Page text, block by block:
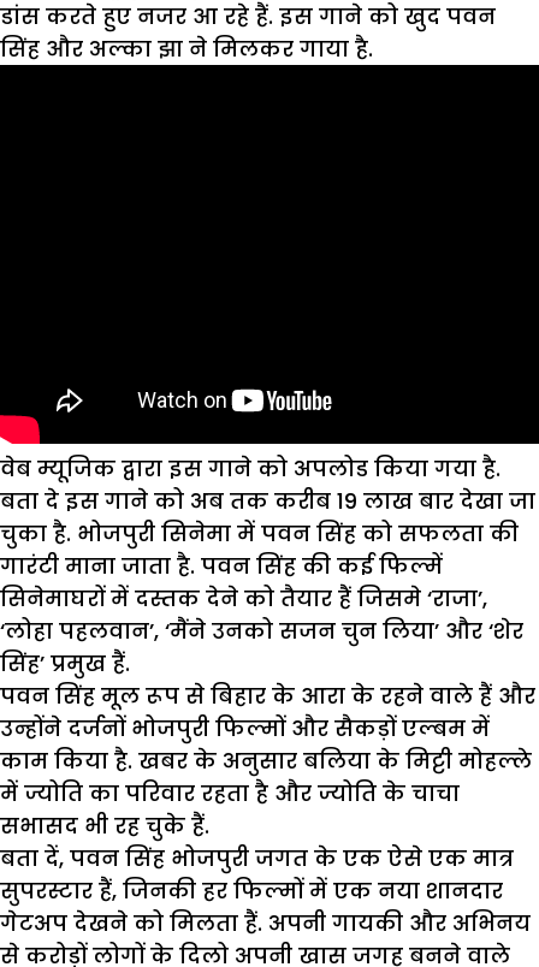
डांस करते हुए नजर आ रहे हैं. इस गाने को खुद पवन
सिंह और अल्का झा ने मिलकर गाया है.
वेब म्यूजिक द्वारा इस गाने को अपलोड किया गया है.
बता दे इस गाने को अब तक करीब 19 लाख बार देखा जा
चुका है. भोजपुरी सिनेमा में पवन सिंह को सफलता की
गारंटी माना जाता है. पवन सिंह की कई फिल्में
सिनेमाघरों में दस्तक देने को तैयार हैं जिसमे ‘राजा’,
‘लोहा पहलवान’, ‘मैंने उनको सजन चुन लिया’ और ‘शेर
सिंह’ प्रमुख हैं.
पवन सिंह मूल रूप से बिहार के आरा के रहने वाले हैं और
उन्होंने दर्जनों भोजपुरी फिल्मों और सैकड़ों एल्बम में
काम किया है. खबर के अनुसार बलिया के मिट्टी मोहल्ले
में ज्योति का परिवार रहता है और ज्योति के चाचा
सभासद भी रह चुके हैं.
बता दें, पवन सिंह भोजपुरी जगत के एक ऐसे एक मात्र
सुपरस्टार हैं, जिनकी हर फिल्मों में एक नया शानदार
गेटअप देखने को मिलता हैं. अपनी गायकी और अभिनय
से करोड़ों लोगों के दिलो अपनी खास जगह बनने वाले